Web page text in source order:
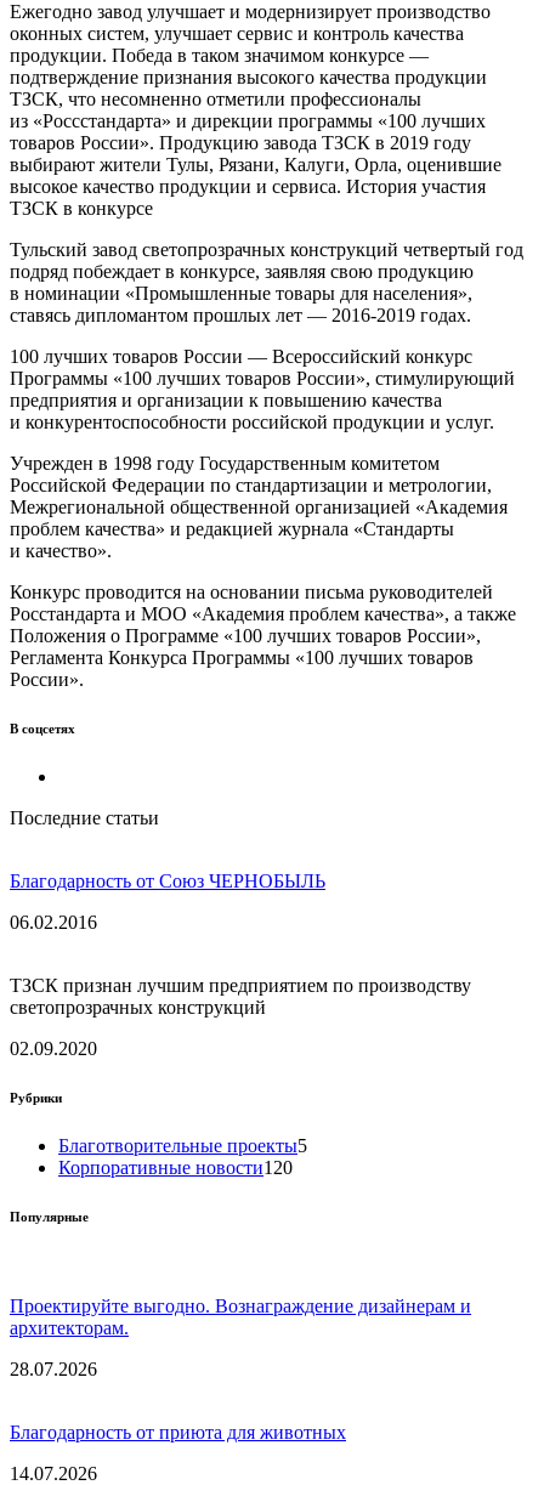
Ежегодно завод улучшает и модернизирует производство
оконных систем, улучшает сервис и контроль качества
продукции. Победа в таком значимом конкурсе —
подтверждение признания высокого качества продукции
ТЗСК, что несомненно отметили профессионалы
из «Россстандарта» и дирекции программы «100 лучших
товаров России». Продукцию завода ТЗСК в 2019 году
выбирают жители Тулы, Рязани, Калуги, Орла, оценившие
высокое качество продукции и сервиса. История участия
ТЗСК в конкурсе
Тульский завод светопрозрачных конструкций четвертый год
подряд побеждает в конкурсе, заявляя свою продукцию
в номинации «Промышленные товары для населения»,
ставясь дипломантом прошлых лет — 2016-2019 годах.
100 лучших товаров России — Всероссийский конкурс
Программы «100 лучших товаров России», стимулирующий
предприятия и организации к повышению качества
и конкурентоспособности российской продукции и услуг.
Учрежден в 1998 году Государственным комитетом
Российской Федерации по стандартизации и метрологии,
Межрегиональной общественной организацией «Академия
проблем качества» и редакцией журнала «Стандарты
и качество».
Конкурс проводится на основании письма руководителей
Росстандарта и МОО «Академия проблем качества», а также
Положения о Программе «100 лучших товаров России»,
Регламента Конкурса Программы «100 лучших товаров
России».
В соцсетях
Последние статьи
Благодарность от Союз ЧЕРНОБЫЛЬ
06.02.2016
ТЗСК признан лучшим предприятием по производству
светопрозрачных конструкций
02.09.2020
Рубрики
Благотворительные проекты5
Корпоративные новости120
Популярные
Проектируйте выгодно. Вознаграждение дизайнерам и
архитекторам.
28.07.2026
Благодарность от приюта для животных
14.07.2026